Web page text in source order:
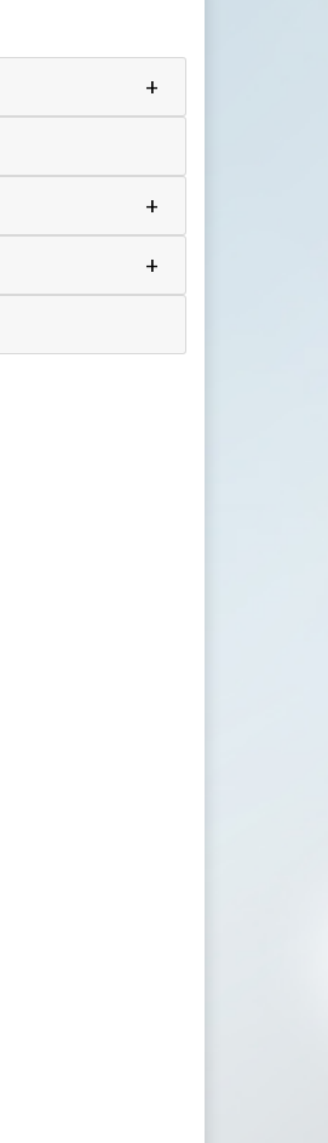
+
+
+